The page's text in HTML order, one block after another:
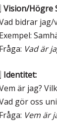
Vision/Högre
bidrar
Vad är
Identitet:
är jag?
gör oss
Vem är